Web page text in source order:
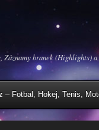
branek (Highlights) a
– Fotbal, Hokej, Tenis,